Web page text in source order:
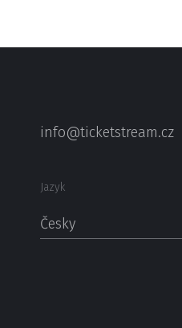
info@ticketstream.cz
Jazyk
Česky